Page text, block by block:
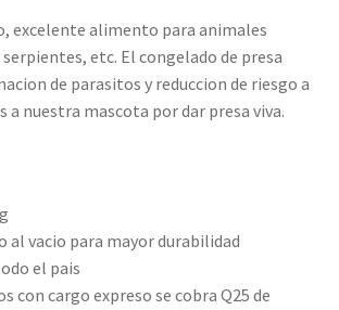
excelente alimento para animales
etc. El congelado de presa
de parasitos y reduccion de riesgo a
a nuestra mascota por dar presa viva.
al vacio para mayor durabilidad
el pais
con cargo expreso se cobra Q25 de